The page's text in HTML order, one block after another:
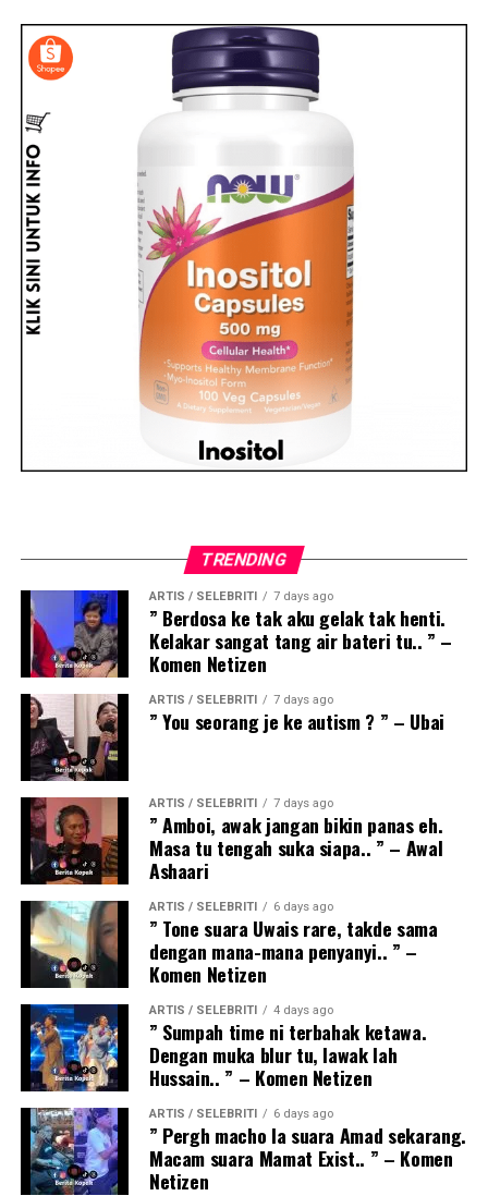
TRENDING
ARTIS / SELEBRITI 7 days ago
” Berdosa ke tak aku gelak tak henti.
Kelakar sangat tang air bateri tu.. ” –
Komen Netizen
ARTIS / SELEBRITI 7 days ago
” You seorang je ke autism ? ” – Ubai
ARTIS / SELEBRITI 7 days ago
” Amboi, awak jangan bikin panas eh.
Masa tu tengah suka siapa.. ” – Awal
Ashaari
ARTIS / SELEBRITI 6 days ago
” Tone suara Uwais rare, takde sama
dengan mana-mana penyanyi.. ” –
Komen Netizen
ARTIS / SELEBRITI 4 days ago
” Sumpah time ni terbahak ketawa.
Dengan muka blur tu, lawak lah
Hussain.. ” – Komen Netizen
ARTIS / SELEBRITI 6 days ago
” Pergh macho la suara Amad sekarang.
Macam suara Mamat Exist.. ” – Komen
Netizen